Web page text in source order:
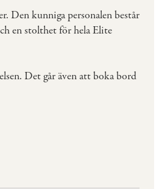
Den kunniga personalen består
en stolthet för hela Elite
Det går även att boka bord